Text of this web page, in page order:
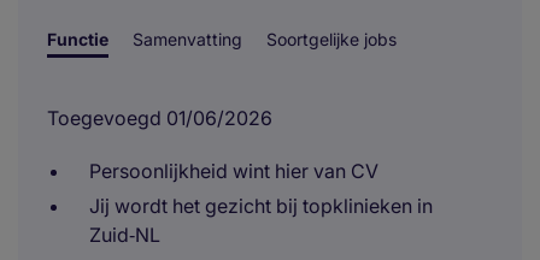
Functie Samenvatting Soortgelijke jobs
Toegevoegd 01/06/2026
Persoonlijkheid wint hier van CV
Jij wordt het gezicht bij topklinieken in
Zuid‑NL